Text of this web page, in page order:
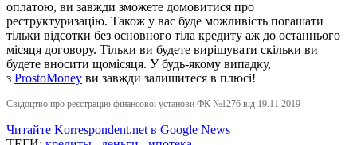
оплатою, ви завжди зможете домовитися про
реструктуризацію. Також у вас буде можливість погашати
тільки відсотки без основного тіла кредиту аж до останнього
місяця договору. Тільки ви будете вирішувати скільки ви
будете вносити щомісяця. У будь-якому випадку,
з ProstoMoney ви завжди залишитеся в плюсі!
Свідоцтво про реєстрацію фінансової установи ФК №1276 від 19.11.2019
Читайте Korrespondent.net в Google News